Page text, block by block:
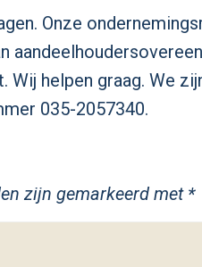
Onze
helpen graag. We
035-2057340.
zijn gemarkeerd met *